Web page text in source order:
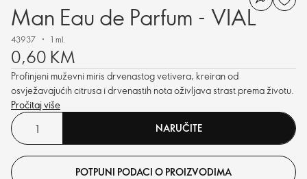
Man Eau de Parfum - VIAL
43937 1 ml.
0,60 KM
Profinjeni muževni miris drvenastog vetivera, kreiran od
osvježavajućih citrusa i drvenastih nota oživljava strast prema životu.
Pročitaj više
NARUČITE
POTPUNI PODACI O PROIZVODIMA